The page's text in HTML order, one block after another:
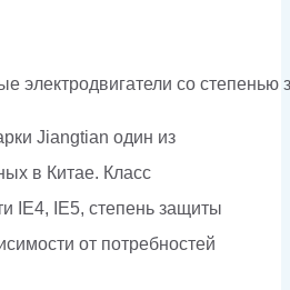
электродвигатели со степенью
Jiangtian один из
в Китае. Класс
IE4, IE5, степень защиты
от потребностей